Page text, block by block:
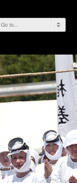
Go to...